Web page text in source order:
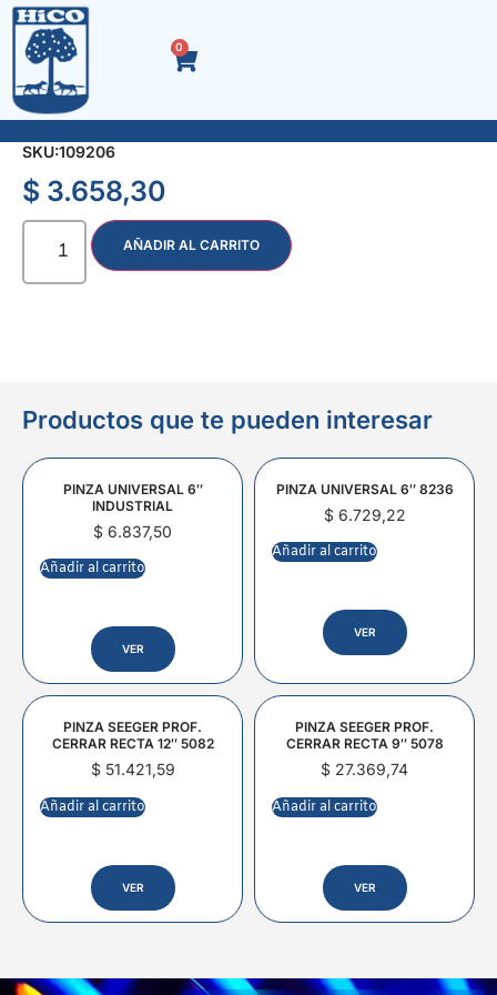
0
SOPAPA P/ PILETA 50 mm. REJ. AC. INOX.
SKU:109206
$ 3.658,30
AÑADIR AL CARRITO
Productos que te pueden interesar
PINZA UNIVERSAL 6″
INDUSTRIAL
$ 6.837,50
Añadir al carrito
VER
PINZA UNIVERSAL 6″ 8236
$6.729,22
Añadir al carrito
VER
PINZA SEEGER PROF.
CERRAR RECTA 12″ 5082
$51.421,59
Añadir al carrito
VER
PINZA SEEGER PROF.
CERRAR RECTA 9″ 5078
$ 27.369,74
Añadir al carrito
VER